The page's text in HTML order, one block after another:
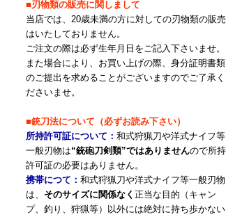
■刃物類の販売に関しまして
当店では、20歳未満の方に対しての刃物類の販売
はいたしておりません。
ご注文の際は必ず生年月日をご記入下さいませ。
また場合により、お買い上げの際、身分証明書類
のご提出を求めることがございますのでご了承く
ださいませ。
■銃刀法について（必ずお読み下さい）
所持許可証について： 和式狩猟刀や洋式ナイフ等
一般刃物は“銃砲刀剣類”ではありませんので所持
許可証の必要はありません。
携帯につて： 和式狩猟刀や洋式ナイフ等一般刃物
は、 そのサイズに関係なく 正当な目的（キャン
プ、釣り、狩猟等）以外には絶対に持ち歩かない